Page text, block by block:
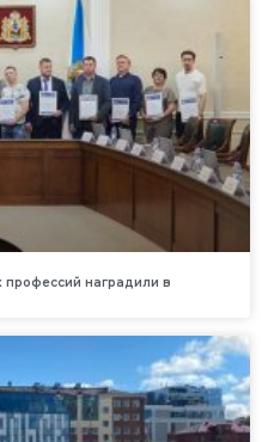
профессий наградили в